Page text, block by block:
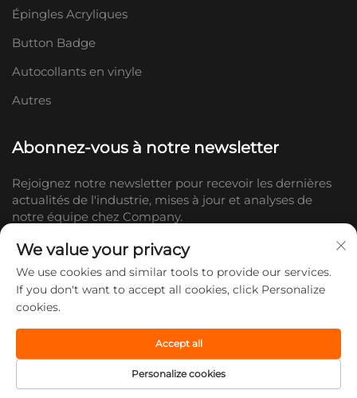
Épingles Acryliques
Button Badge
Autocollants en vinyle
Autres
Abonnez-vous à notre newsletter
Rejoignez notre newsletter pour recevoir les dernières
actualités de l'industrie, mises à jour et analyses de
notre équipe chez Company.
Tous droits réservés. -
We value your privacy
We use cookies and similar tools to provide our services.
If you don't want to accept all cookies, click Personalize
cookies.
Personalize cookies
Accept all